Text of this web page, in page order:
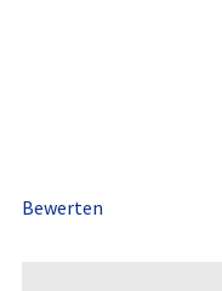
Bewerten